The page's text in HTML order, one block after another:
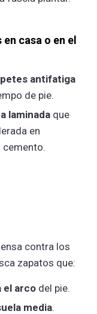
casa o en el
antifatiga
de pie.
laminada que
en
contra los
zapatos que:
el arco del pie.
media.